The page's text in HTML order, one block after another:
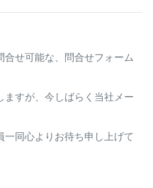
合せ可能な、問合せフォーム
ますが、今しばらく当社メー
同心よりお待ち申し上げて